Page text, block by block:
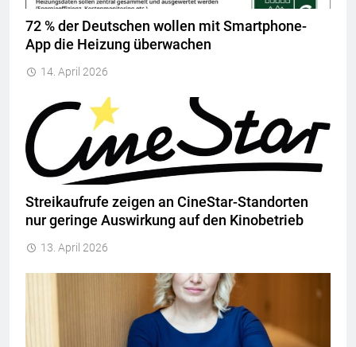
72 % der Deutschen wollen mit Smartphone-
App die Heizung überwachen
14. April 2026
Streikaufrufe zeigen an CineStar-Standorten
nur geringe Auswirkung auf den Kinobetrieb
13. April 2026